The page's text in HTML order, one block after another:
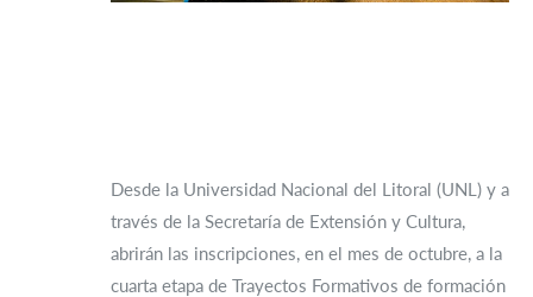
Desde la Universidad Nacional del Litoral (UNL) y a
través de la Secretaría de Extensión y Cultura,
abrirán las inscripciones, en el mes de octubre, a la
cuarta etapa de Trayectos Formativos de formación